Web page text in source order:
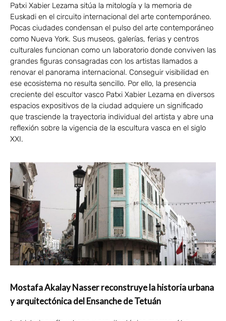
Patxi Xabier Lezama sitúa la mitología y la memoria de
Euskadi en el circuito internacional del arte contemporáneo.
Pocas ciudades condensan el pulso del arte contemporáneo
como Nueva York. Sus museos, galerías, ferias y centros
culturales funcionan como un laboratorio donde conviven las
grandes figuras consagradas con los artistas llamados a
renovar el panorama internacional. Conseguir visibilidad en
ese ecosistema no resulta sencillo. Por ello, la presencia
creciente del escultor vasco Patxi Xabier Lezama en diversos
espacios expositivos de la ciudad adquiere un significado
que trasciende la trayectoria individual del artista y abre una
reflexión sobre la vigencia de la escultura vasca en el siglo
XXI.
Mostafa Akalay Nasser reconstruye la historia urbana
y arquitectónica del Ensanche de Tetuán